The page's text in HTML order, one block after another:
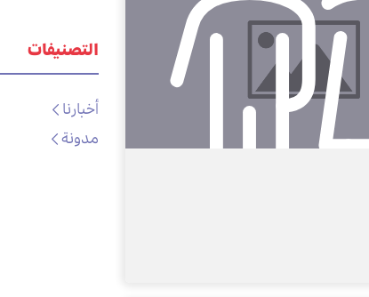
التصنيفات
أخبارنا
مدونة